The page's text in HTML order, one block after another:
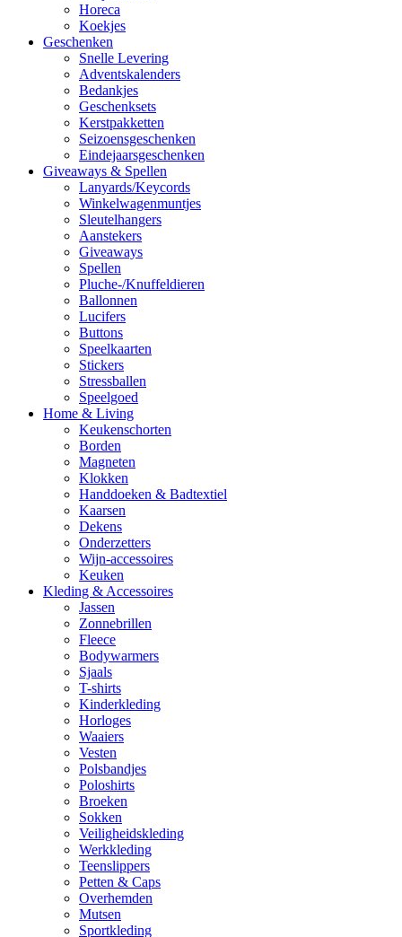
Horeca
Koekjes
Geschenken
Snelle Levering
Adventskalenders
Bedankjes
Geschenksets
Kerstpakketten
Seizoensgeschenken
Eindejaarsgeschenken
Giveaways & Spellen
Lanyards/Keycords
Winkelwagenmuntjes
Sleutelhangers
Aanstekers
Giveaways
Spellen
Pluche-/Knuffeldieren
Ballonnen
Lucifers
Buttons
Speelkaarten
Stickers
Stressballen
Speelgoed
Home & Living
Keukenschorten
Borden
Magneten
Klokken
Handdoeken & Badtextiel
Kaarsen
Dekens
Onderzetters
Wijn-accessoires
Keuken
Kleding & Accessoires
Jassen
Zonnebrillen
Fleece
Bodywarmers
Sjaals
T-shirts
Kinderkleding
Horloges
Waaiers
Vesten
Polsbandjes
Poloshirts
Broeken
Sokken
Veiligheidskleding
Werkkleding
Teenslippers
Petten & Caps
Overhemden
Mutsen
Sportkleding